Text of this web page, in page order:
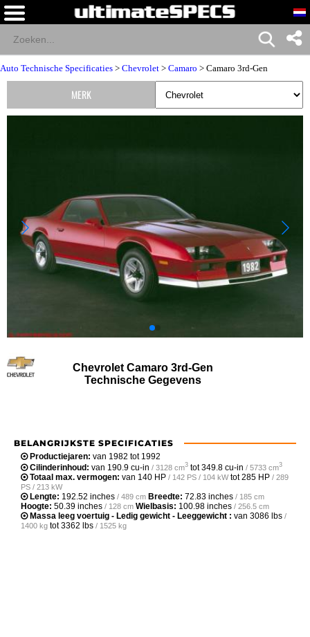
Auto Technische Specificaties > Chevrolet > Camaro > Camaro 3rd-Gen
Chevrolet Camaro 3rd-Gen
Technische Gegevens
BELANGRIJKSTE SPECIFICATIES
Productiejaren: van 1982 tot 1992
Cilinderinhoud: van 190.9 cu-in / 3128 cm3 tot349.8 cu-in / 5733 cm3
Totaal max. vermogen: van 140 HP / 142 PS / 104 kWtot285 HP / 289
PS / 213 kW
Lengte: 192.52 inches / 489 cm Breedte: 72.83 inches / 185 cm
Hoogte: 50.39 inches / 128 cm Wielbasis: 100.98 inches / 256.5 cm
Massa leeg voertuig - Ledig gewicht - Leeggewicht : van 3086 lbs /
1400 kg tot3362 lbs / 1525 kg
MERK